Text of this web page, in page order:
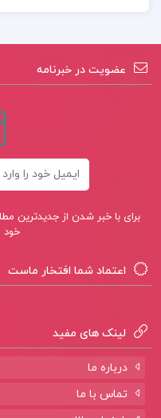
عضویت در خبرنامه
برای با خبر شدن از جدیدترین
خود
اعتماد شما افتخار ماست
لینک های مفید
درباره ما
تماس با ما